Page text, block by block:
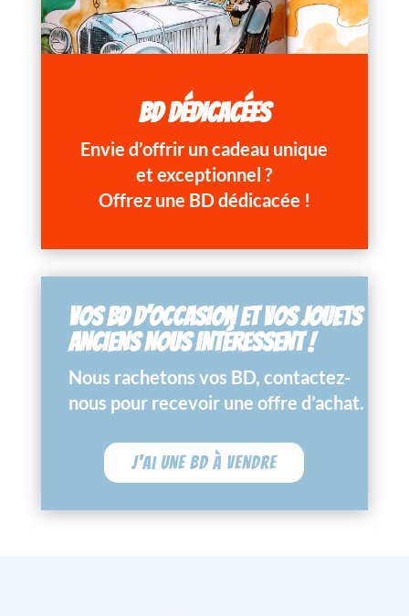
BD DÉDICACÉES
Envie d’offrir un cadeau unique
et exceptionnel ?
Offrez une BD dédicacée !
VOS BD D’OCCASION ET VOS JOUETS
ANCIENS NOUS INTÉRESSENT !
Nous rachetons vos BD, contactez-
nous pour recevoir une offre d’achat.
J'ai une BD à vendre